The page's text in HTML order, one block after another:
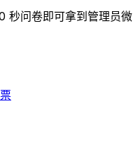
秒问卷即可拿到管理员微